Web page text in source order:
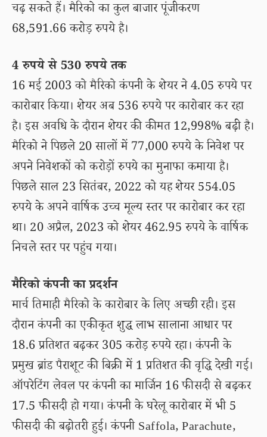
चढ़ सकते हैं। मैरिको का कुल बाजार पूंजीकरण
68,591.66 करोड़ रुपये है।
4 रुपये से 530 रुपये तक
16 मई 2003 को मैरिको कंपनी के शेयर ने 4.05 रुपये पर
कारोबार किया। शेयर अब 536 रुपये पर कारोबार कर रहा
है। इस अवधि के दौरान शेयर की कीमत 12,998% बढ़ी है।
मैरिको ने पिछले 20 सालों में 77,000 रुपये के निवेश पर
अपने निवेशकों को करोड़ों रुपये का मुनाफा कमाया है।
पिछले साल 23 सितंबर, 2022 को यह शेयर 554.05
रुपये के अपने वार्षिक उच्च मूल्य स्तर पर कारोबार कर रहा
था। 20 अप्रैल, 2023 को शेयर 462.95 रुपये के वार्षिक
निचले स्तर पर पहुंच गया।
मैरिको कंपनी का प्रदर्शन
मार्च तिमाही मैरिको के कारोबार के लिए अच्छी रही। इस
दौरान कंपनी का एकीकृत शुद्ध लाभ सालाना आधार पर
18.6 प्रतिशत बढ़कर 305 करोड़ रुपये रहा। कंपनी के
प्रमुख ब्रांड पैराशूट की बिक्री में 1 प्रतिशत की वृद्धि देखी गई।
ऑपरेटिंग लेवल पर कंपनी का मार्जिन 16 फीसदी से बढ़कर
17.5 फीसदी हो गया। कंपनी के घरेलू कारोबार में भी 5
फीसदी की बढ़ोतरी हुई। कंपनी Saffola, Parachute,